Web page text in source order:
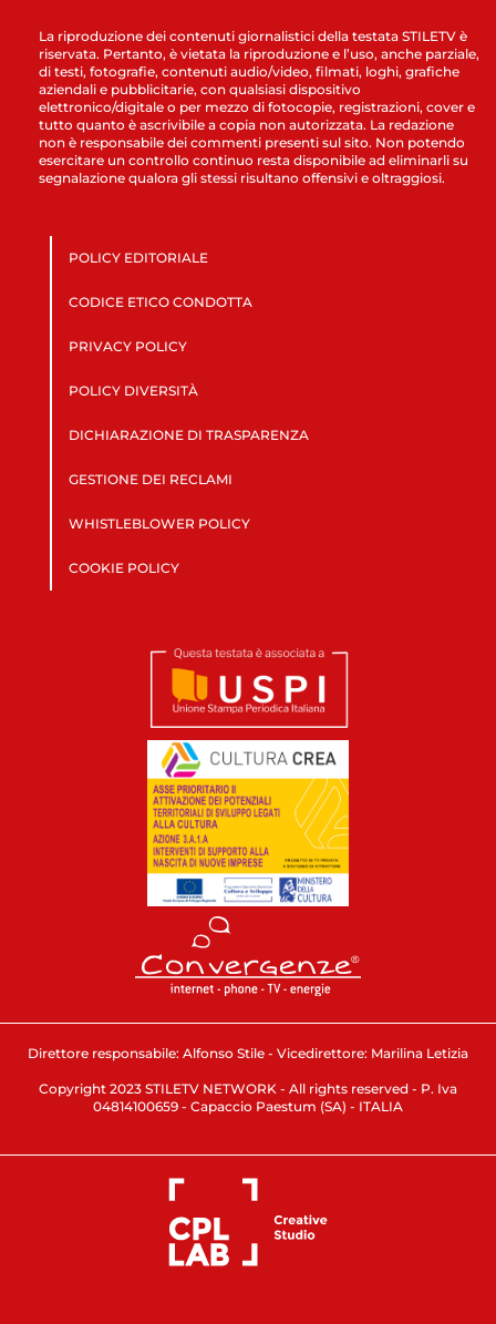
La riproduzione dei contenuti giornalistici della testata STILETV è
riservata. Pertanto, è vietata la riproduzione e l’uso, anche parziale,
di testi, fotografie, contenuti audio/video, filmati, loghi, grafiche
aziendali e pubblicitarie, con qualsiasi dispositivo
elettronico/digitale o per mezzo di fotocopie, registrazioni, cover e
tutto quanto è ascrivibile a copia non autorizzata. La redazione
non è responsabile dei commenti presenti sul sito. Non potendo
esercitare un controllo continuo resta disponibile ad eliminarli su
segnalazione qualora gli stessi risultano offensivi e oltraggiosi.
POLICY EDITORIALE
CODICE ETICO CONDOTTA
PRIVACY POLICY
POLICY DIVERSITÀ
DICHIARAZIONE DI TRASPARENZA
GESTIONE DEI RECLAMI
WHISTLEBLOWER POLICY
COOKIE POLICY
Direttore responsabile: Alfonso Stile - Vicedirettore: Marilina Letizia
Copyright 2023 STILETV NETWORK - All rights reserved - P. Iva
04814100659 - Capaccio Paestum (SA) - ITALIA